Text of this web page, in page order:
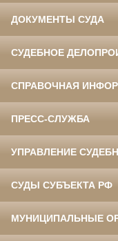
ДОКУМЕНТЫ СУДА
СУДЕБНОЕ
СПРАВОЧНАЯ
ПРЕСС-СЛУЖБА
УПРАВЛЕНИЕ
СУДЫ СУБЪЕКТА РФ
МУНИЦИПАЛЬНЫЕ